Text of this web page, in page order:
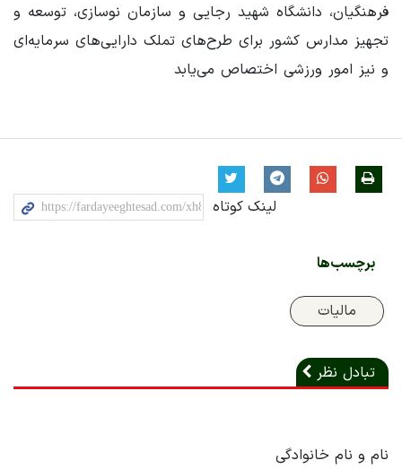
فرهنگیان، دانشگاه شهید رجایی و سازمان نوسازی، توسعه و
تجهیز مدارس کشور برای طرح‌های تملک دارایی‌های سرمایه‌ای
و نیز امور ورزشی اختصاص می‌یابد
لینک کوتاه
برچسب‌ها
مالیات
تبادل نظر
نام و نام خانوادگی